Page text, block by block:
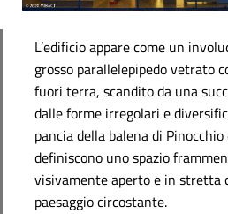
L’edificio appare come un
grosso parallelepipedo vetrato
fuori terra, scandito da una
dalle forme irregolari e
pancia della balena di
definiscono uno spazio
visivamente aperto e in stretta
paesaggio circostante.